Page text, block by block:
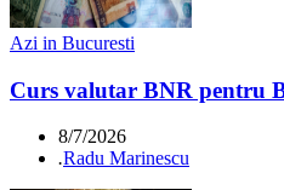
Azi in Bucuresti
Curs valutar BNR pentru
8/7/2026
.Radu Marinescu